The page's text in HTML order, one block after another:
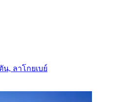
, ลาโกยเบย์